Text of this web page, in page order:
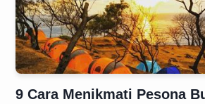
9 Cara Menikmati Pesona